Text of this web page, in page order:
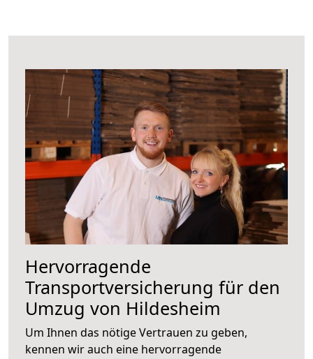
Hervorragende
Transportversicherung für den
Umzug von Hildesheim
Um Ihnen das nötige Vertrauen zu geben,
kennen wir auch eine hervorragende